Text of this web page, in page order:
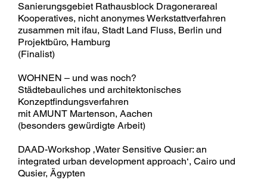
Sanierungsgebiet Rathausblock Dragonerareal
Kooperatives, nicht anonymes Werkstattverfahren
zusammen mit ifau, Stadt Land Fluss, Berlin und
Projektbüro, Hamburg
(Finalist)
WOHNEN – und was noch?
Städtebauliches und architektonisches
Konzeptfindungsverfahren
mit AMUNT Martenson, Aachen
(besonders gewürdigte Arbeit)
DAAD-Workshop ‚Water Sensitive Qusier: an
integrated urban development approach‘, Cairo und
Qusier, Ägypten